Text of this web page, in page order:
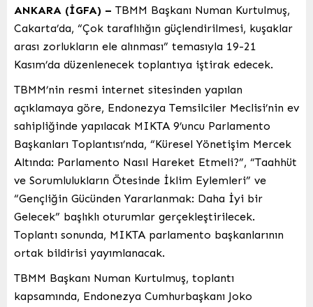
ANKARA (İGFA) – TBMM Başkanı Numan Kurtulmuş,
Cakarta’da, “Çok taraflılığın güçlendirilmesi, kuşaklar
arası zorlukların ele alınması” temasıyla 19-21
Kasım’da düzenlenecek toplantıya iştirak edecek.
TBMM’nin resmi internet sitesinden yapılan
açıklamaya göre, Endonezya Temsilciler Meclisi’nin ev
sahipliğinde yapılacak MIKTA 9’uncu Parlamento
Başkanları Toplantısı’nda, “Küresel Yönetişim Mercek
Altında: Parlamento Nasıl Hareket Etmeli?”, “Taahhüt
ve Sorumlulukların Ötesinde İklim Eylemleri” ve
“Gençliğin Gücünden Yararlanmak: Daha İyi bir
Gelecek” başlıklı oturumlar gerçekleştirilecek.
Toplantı sonunda, MIKTA parlamento başkanlarının
ortak bildirisi yayımlanacak.
TBMM Başkanı Numan Kurtulmuş, toplantı
kapsamında, Endonezya Cumhurbaşkanı Joko